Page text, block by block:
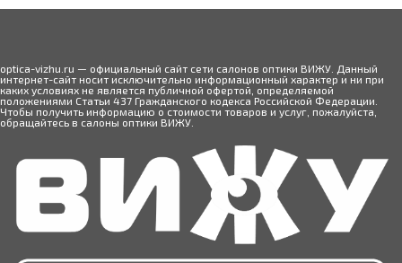
optica-vizhu.ru — официальный сайт сети салонов оптики ВИЖУ. Данный
интернет-сайт носит исключительно информационный характер и ни при
каких условиях не является публичной офертой, определяемой
положениями Статьи 437 Гражданского кодекса Российской Федерации.
Чтобы получить информацию о стоимости товаров и услуг, пожалуйста,
обращайтесь в салоны оптики ВИЖУ.